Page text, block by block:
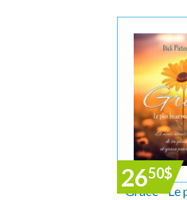
2650$
Grâce - Le